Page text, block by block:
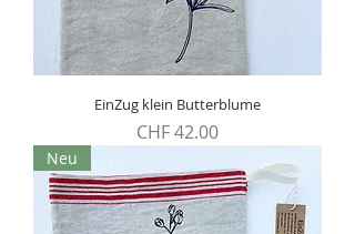
EinZug klein Butterblume
Preis
CHF 42.00
Neu